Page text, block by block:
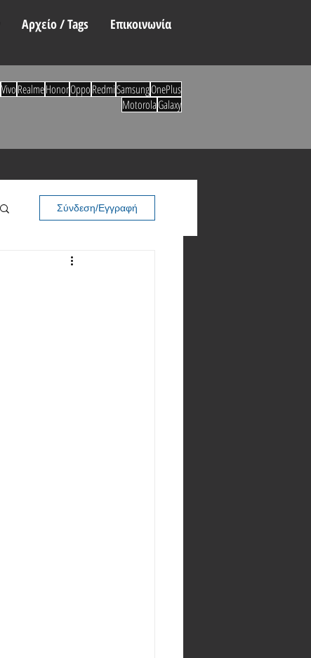
Αρχείο / Tags Επικοινωνία
Σύνδεση/Εγγραφή
VivoRealmeHonorOppoRedmiSamsungOnePlus
MotorolaGalaxy